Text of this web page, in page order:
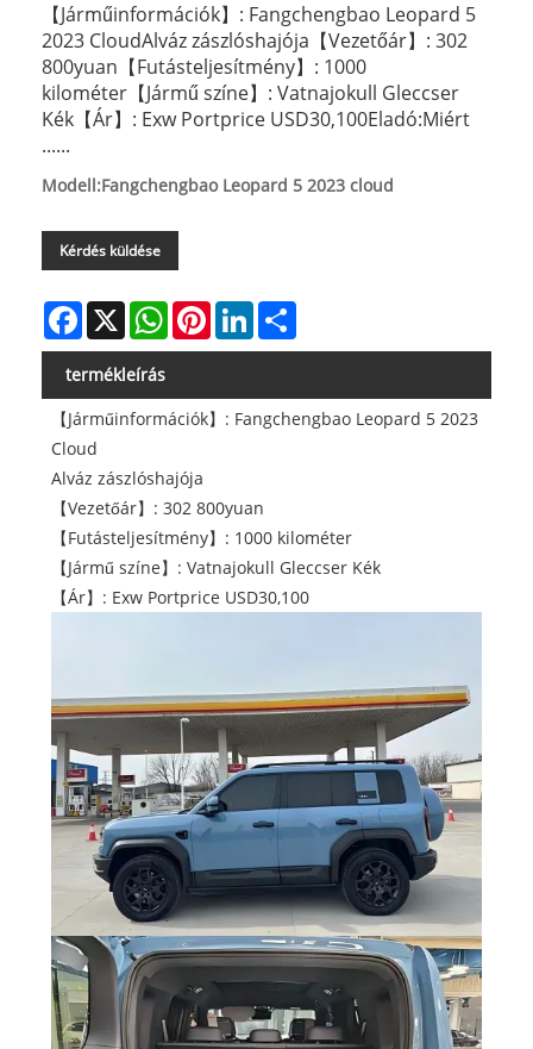
【Járműinformációk】: Fangchengbao Leopard 5
2023 CloudAlváz zászlóshajója【Vezetőár】: 302
800yuan【Futásteljesítmény】: 1000
kilométer【Jármű színe】: Vatnajokull Gleccser
Kék【Ár】: Exw Portprice USD30,100Eladó:Miért
......
Modell:Fangchengbao Leopard 5 2023 cloud
Kérdés küldése
Facebook
X WhatsAppPinterestLinkedIn
termékleírás
【Járműinformációk】: Fangchengbao Leopard 5 2023
Cloud
Alváz zászlóshajója
【Vezetőár】: 302 800yuan
【Futásteljesítmény】: 1000 kilométer
【Jármű színe】: Vatnajokull Gleccser Kék
【Ár】: Exw Portprice USD30,100